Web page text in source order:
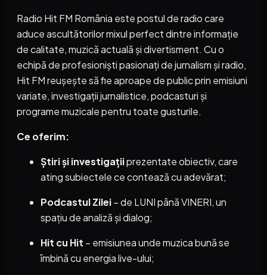
Radio Hit FM România este postul de radio care
aduce ascultătorilor mixul perfect dintre informație
de calitate, muzică actuală și divertisment. Cu o
echipă de profesioniști pasionați de jurnalism și radio,
Hit FM reușește să fie aproape de public prin emisiuni
variate, investigații jurnalistice, podcasturi și
programe muzicale pentru toate gusturile.
Ce oferim:
Știri și investigațiiprezentate obiectiv, care
ating subiectele ce contează cu adevărat;
Podcastul Zilei– de LUNI până VINERI, un
spațiu de analiză și dialog;
Hit cu Hit – emisiunea unde muzica bună se
îmbină cu energia live-ului;